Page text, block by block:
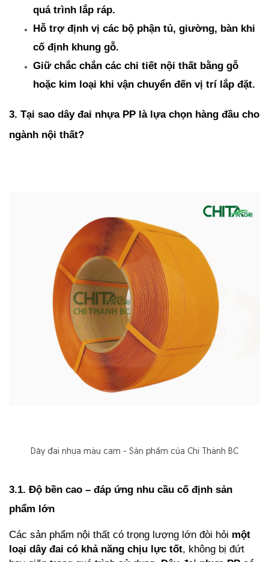
quá trình lắp ráp.
Hỗ trợ định vị các bộ phận tủ, giường, bàn khi
cố định khung gỗ.
Giữ chắc chắn các chi tiết nội thất bằng gỗ
hoặc kim loại khi vận chuyển đến vị trí lắp đặt.
3. Tại sao dây đai nhựa PP là lựa chọn hàng đầu cho
ngành nội thất?
Dây đai nhựa màu cam - Sản phẩm của Chí Thành BC
3.1. Độ bền cao – đáp ứng nhu cầu cố định sản
phẩm lớn
Các sản phẩm nội thất có trọng lượng lớn đòi hỏi một
loại dây đai có khả năng chịu lực tốt, không bị đứt